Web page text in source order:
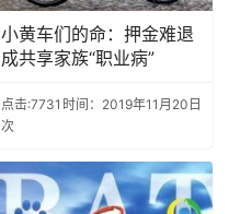
小黄车们的命：押金难退
成共享家族“职业病”
点击:7731
次
时间：2019年11月20日